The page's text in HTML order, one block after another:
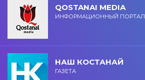
QOSTANAI MEDIA
ИНФОРМАЦИОННЫЙ ПОРТАЛ
НАШ КОСТАНАЙ
ГАЗЕТА